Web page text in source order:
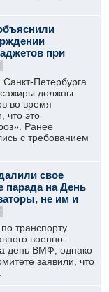
при
Петербурга
должны
во время
что это
Ранее
с требованием
свое
парада на День
не им и
транспорту
военно-
день ВМФ, однако
заявили, что